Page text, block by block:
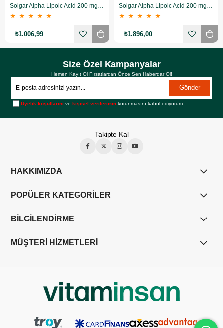
★ ★ ★ ★ ★
₺1.006,99
★ ★ ★ ★ ★
₺1.896,00
Size Özel Kampanyalar
Hemen Kayıt Ol Fırsatlardan Önce Sen Haberdar Ol!
Gönder
Üyelik koşullarını vekişisel verilerimin korunmasını kabul ediyorum.
Takipte Kal
HAKKIMIZDA
POPÜLER KATEGORİLER
BİLGİLENDİRME
MÜŞTERİ HİZMETLERİ